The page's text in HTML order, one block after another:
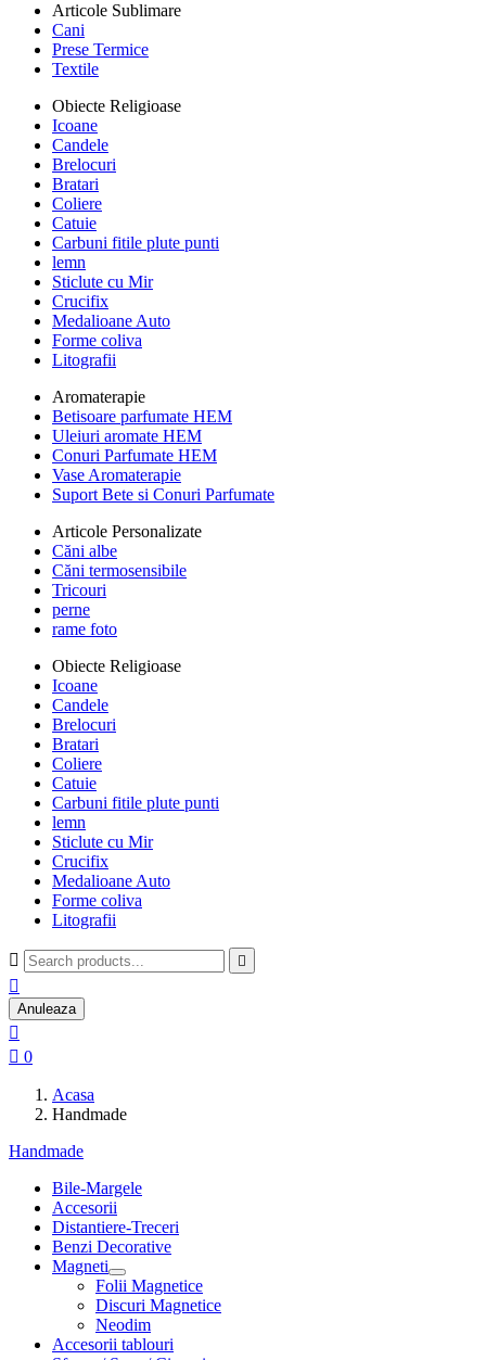
Articole Sublimare
Cani
Prese Termice
Textile
Obiecte Religioase
Icoane
Candele
Brelocuri
Bratari
Coliere
Catuie
Carbuni fitile plute punti
lemn
Sticlute cu Mir
Crucifix
Medalioane Auto
Forme coliva
Litografii
Aromaterapie
Betisoare parfumate HEM
Uleiuri aromate HEM
Conuri Parfumate HEM
Vase Aromaterapie
Suport Bete si Conuri Parfumate
Articole Personalizate
Căni albe
Căni termosensibile
Tricouri
perne
rame foto
Obiecte Religioase
Icoane
Candele
Brelocuri
Bratari
Coliere
Catuie
Carbuni fitile plute punti
lemn
Sticlute cu Mir
Crucifix
Medalioane Auto
Forme coliva
Litografii
 

Anuleaza

 0
Acasa
Handmade
Handmade
Bile-Margele
Accesorii
Distantiere-Treceri
Benzi Decorative
Magneti
Folii Magnetice
Discuri Magnetice
Neodim
Accesorii tablouri